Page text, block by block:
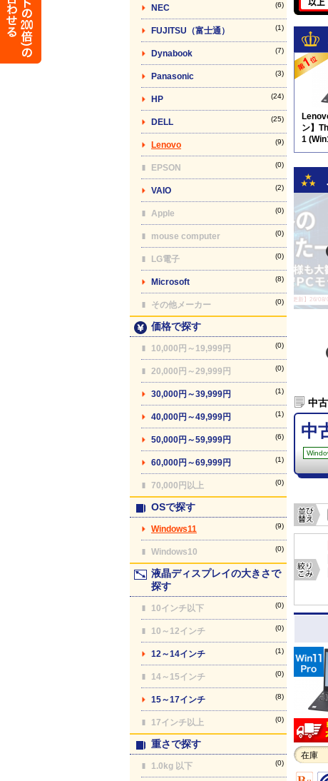
NEC (6)
FUJITSU（富士通） (1)
Dynabook (7)
Panasonic (3)
HP (24)
DELL (25)
Lenovo (9)
EPSON (0)
VAIO (2)
Apple (0)
mouse computer (0)
LG電子 (0)
Microsoft (8)
その他メーカー (0)
価格で探す
10,000円～19,999円 (0)
20,000円～29,999円 (0)
30,000円～39,999円 (1)
40,000円～49,999円 (1)
50,000円～59,999円 (6)
60,000円～69,999円 (1)
70,000円以上 (0)
OSで探す
Windows11 (9)
Windows10 (0)
液晶ディスプレイの大きさで
探す
10インチ以下 (0)
10～12インチ (0)
12～14インチ (1)
14～15インチ (0)
15～17インチ (8)
17インチ以上 (0)
重さで探す
1.0kg 以下 (0)
ン】
1
品)
【最終更新】26/08/
中
中
在庫